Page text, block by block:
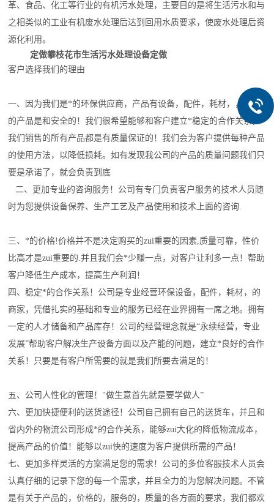
革、食品、化工等行业的有机污水处理，主要目的是将生活污水和与
之相类似的工业有机废水处理后达到回用水质要求，使废水处理后资
源化利用。
定做攀枝花市生活污水处理设备定做
客户选择我们的理由
一、 因为我们是*的环保供应商，产品有设备，配件，耗材，，我们
的产品是和安全的！我们很希望能够和客户建立*稳定的合作关系，
我们销售的所有产品都是有质量保证的！我们会为客户提供每种产品
的使用方法，以降低损耗。如有发现我公司的产品的质量问题我们只
要是承诺了，就会负责到底
二、更加专业的咨询服务！公司有专门负责客户服务的技术人员随
时为您提供设备保养、生产工艺及产品使用和技术上面的咨询.
三、*的价格!价格并不是决定购买的zui重要的因素,质量可靠，性价
比高才是zui重要的.并且我们会*少赚一点，对客户让利多一点！帮助
客户降低生产成本，提高生产利润！
四、稳定*的合作关系！公司是专业经营环保设备，配件，耗材，的
商家，凭借扎实的基础和专业的服务已经在业界拥有一席之地。拥有
一定的人才储备和产品库存！公司的经营理念就是“永续经营，专业
发展”帮助客户解决生产设备方面以及产能的问题，建立*良好的合作
关系！只要是有客户所需要的就是我们所要去满足的！
五、公司人性化的管理！"做生意首先就是要学做人”
六、更加快捷便利的送货途径！公司自己拥有自己的送货车，并且和
省内外的物流公司形成*的合作关系，能够zui大化的降低物流成本，
提高产品的价值！能够以zui快的速度为客户提供所需的产品！
七、更加多样灵活的方案满足您的需求！公司的多位客服技术人员会
认真仔细的记录下您的每一个需求，并且全力的为您解决问题。不管
是有关于产品的，价格的，服务的，质量的各方面的要求，我们都欢